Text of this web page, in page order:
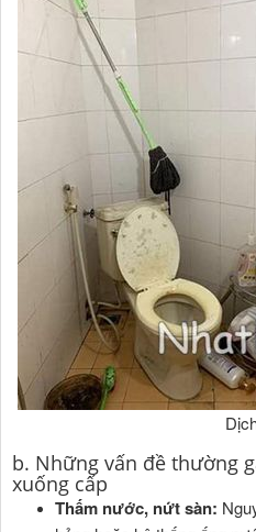
b. Những vấn đề thường
xuống cấp
Thấm nước, nứt sàn: